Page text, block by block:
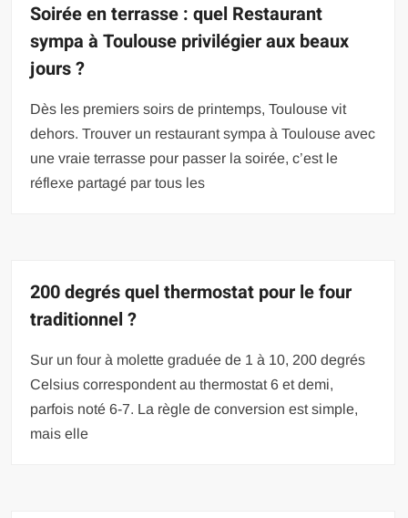
Soirée en terrasse : quel Restaurant
sympa à Toulouse privilégier aux beaux
jours ?
Dès les premiers soirs de printemps, Toulouse vit
dehors. Trouver un restaurant sympa à Toulouse avec
une vraie terrasse pour passer la soirée, c’est le
réflexe partagé par tous les
200 degrés quel thermostat pour le four
traditionnel ?
Sur un four à molette graduée de 1 à 10, 200 degrés
Celsius correspondent au thermostat 6 et demi,
parfois noté 6-7. La règle de conversion est simple,
mais elle